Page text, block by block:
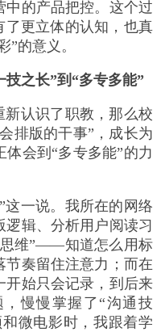
中的产品把控。这个过
了更立体的认知，也真
”的意义。
之长”到“多专多能”
新认识了职教，那么校
排版的干事”，成长为
会到“多专多能”的力
这一说。我所在的网络
辑、分析用户阅读习
思维”——知道怎么用标
节奏留住注意力；而在
开始只会记录，到后来
慢慢掌握了“沟通技
微电影时，我跟着学